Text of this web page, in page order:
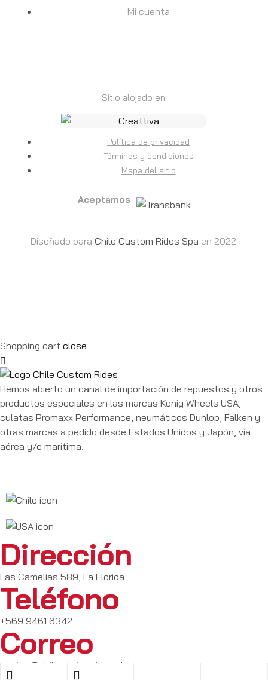
Mi cuenta
Sitio alojado en:
Política de privacidad
Términos y condiciones
Mapa del sitio
Aceptamos
Diseñado para Chile Custom Rides Spa en 2022.
Shopping cart close
Hemos abierto un canal de importación de repuestos y otros
productos especiales en las marcas Konig Wheels USA,
culatas Promaxx Performance, neumáticos Dunlop, Falken y
otras marcas a pedido desde Estados Unidos y Japón, vía
aérea y/o marítima.
Dirección
Las Camelias 589, La Florida
Teléfono
+569 9461 6342
Correo
ventas@chilecustomrides.cl